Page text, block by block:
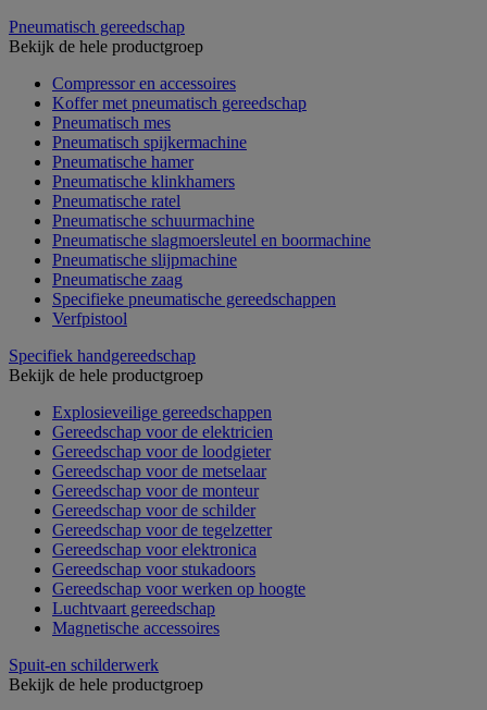
Pneumatisch gereedschap
Bekijk de hele productgroep
Compressor en accessoires
Koffer met pneumatisch gereedschap
Pneumatisch mes
Pneumatisch spijkermachine
Pneumatische hamer
Pneumatische klinkhamers
Pneumatische ratel
Pneumatische schuurmachine
Pneumatische slagmoersleutel en boormachine
Pneumatische slijpmachine
Pneumatische zaag
Specifieke pneumatische gereedschappen
Verfpistool
Specifiek handgereedschap
Bekijk de hele productgroep
Explosieveilige gereedschappen
Gereedschap voor de elektricien
Gereedschap voor de loodgieter
Gereedschap voor de metselaar
Gereedschap voor de monteur
Gereedschap voor de schilder
Gereedschap voor de tegelzetter
Gereedschap voor elektronica
Gereedschap voor stukadoors
Gereedschap voor werken op hoogte
Luchtvaart gereedschap
Magnetische accessoires
Spuit-en schilderwerk
Bekijk de hele productgroep